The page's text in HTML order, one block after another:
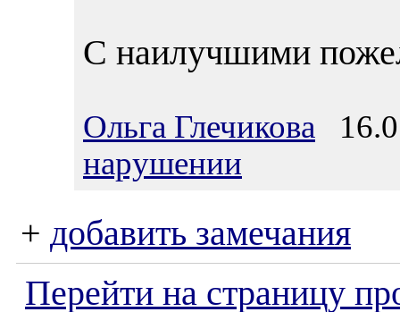
С наилучшими
Ольга Глечикова
нарушении
+ добавить замечания
Перейти на страницу